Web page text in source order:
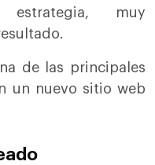
muy
de las principales
un nuevo sitio web